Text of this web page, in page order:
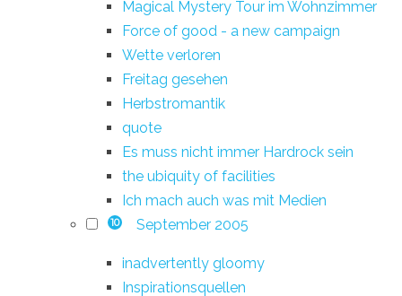
Magical Mystery Tour im Wohnzimmer
Force of good - a new campaign
Wette verloren
Freitag gesehen
Herbstromantik
quote
Es muss nicht immer Hardrock sein
the ubiquity of facilities
Ich mach auch was mit Medien
10 September 2005
inadvertently gloomy
Inspirationsquellen